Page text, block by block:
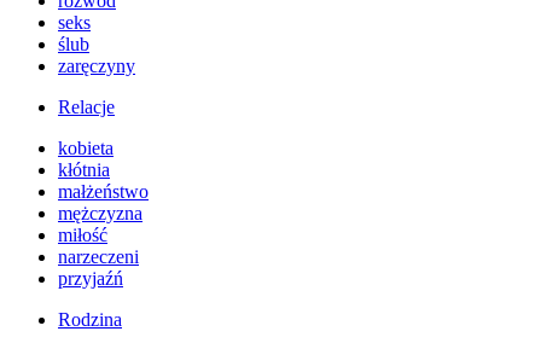
seks
ślub
zaręczyny
Relacje
kobieta
kłótnia
małżeństwo
mężczyzna
miłość
narzeczeni
przyjaźń
Rodzina